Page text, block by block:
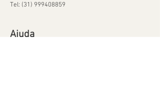
Tel: (31) 999408859
Ajuda